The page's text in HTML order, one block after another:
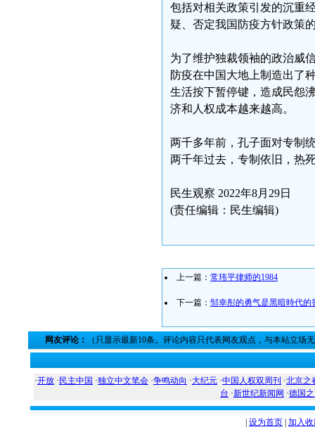
包括对相关政策引发的沉重
疑、否定我国防疫方针政策
为了维护独裁领袖的政治威
防疫在中国大地上制造出了
生活按下暂停键，造成民怨
济和人权成本越来越高。
两千多年前，孔子面对专制
两千年过去，专制依旧，热
民生观察 2022年8月29日
(责任编辑：民生编辑)
上一篇： 常玮平律师的1984
下一篇： 邹幸彤的勇气是黑暗時代的
网友评论： （只显示最新10条。评论内容只代表网友观点，与本站立场
·开放 · 民主中国 ·独立中文笔会 ·争鸣动向 ·大纪元 ·中国人权双周刊 ·北京之
台 ·新世纪新闻网 ·德国
设为首页 加入